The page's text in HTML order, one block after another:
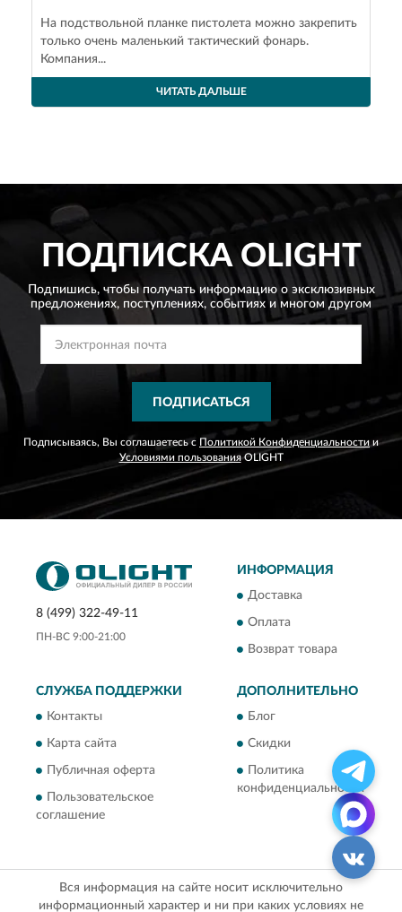
На подствольной планке пистолета можно закрепить
только очень маленький тактический фонарь.
Компания...
ЧИТАТЬ ДАЛЬШЕ
ПОДПИСКАOLIGHT
Подпишись, чтобы получать информацию о эксклюзивных
предложениях, поступлениях, событиях и многом другом
ПОДПИСАТЬСЯ
Подписываясь, Вы соглашаетесь с Политикой Конфиденциальности и
Условиями пользованияOLIGHT
8 (499) 322-49-11
ПН-ВС 9:00-21:00
ИНФОРМАЦИЯ
Доставка
Оплата
Возврат товара
СЛУЖБА ПОДДЕРЖКИ
Контакты
Карта сайта
Публичная оферта
Пользовательское
соглашение
ДОПОЛНИТЕЛЬНО
Блог
Скидки
Политика
конфиденциальности
Вся информация на сайте носит исключительно
информационный характер и ни при каких условиях не